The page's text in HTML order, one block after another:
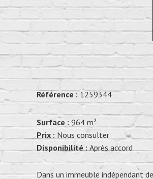
Référence :1259344
Surface : 964 m²
Prix : Nous consulter
Disponibilité :Après accord
Dans un immeuble indépendant